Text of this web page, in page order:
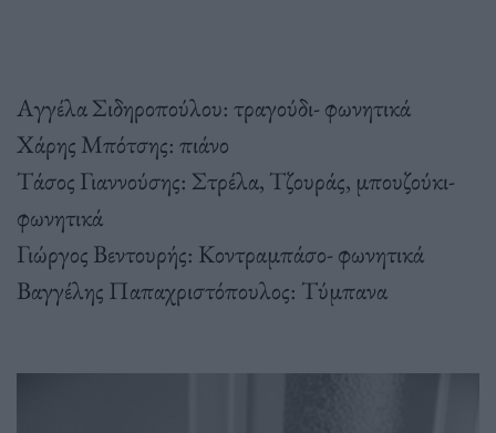
Αγγέλα Σιδηροπούλου: τραγούδι- φωνητικά
Χάρης Μπότσης: πιάνο
Τάσος Γιαννούσης: Στρέλα, Τζουράς, μπουζούκι-
φωνητικά
Γιώργος Βεντουρής: Κοντραμπάσο- φωνητικά
Βαγγέλης Παπαχριστόπουλος: Τύμπανα